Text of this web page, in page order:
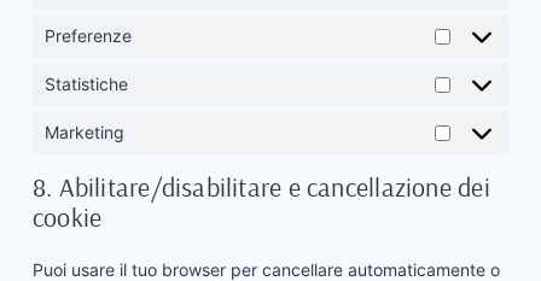
Preferenze
Preferenze
Statistiche
Statistiche
Marketing
Marketing
8. Abilitare/disabilitare e cancellazione dei
cookie
Puoi usare il tuo browser per cancellare automaticamente o